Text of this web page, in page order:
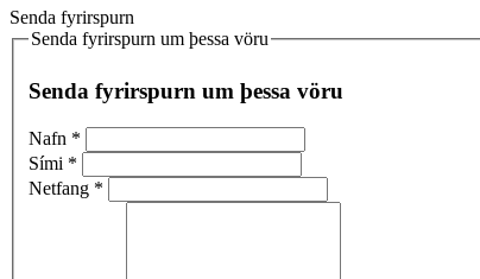
Senda fyrirspurn
Senda fyrirspurn um þessa vöru
Senda fyrirspurn um þessa vöru
Nafn *
Sími *
Netfang *